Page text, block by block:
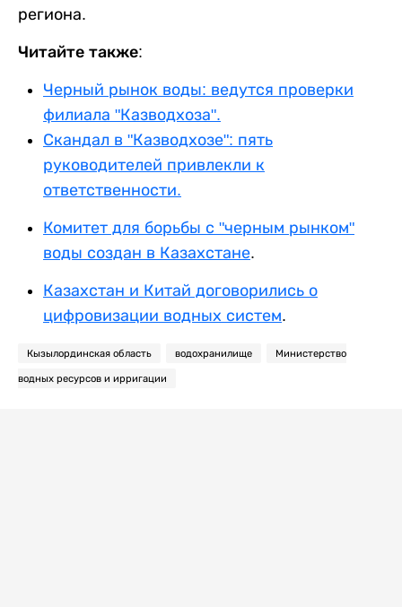
региона.
Читайте также:
Черный рынок воды: ведутся проверки
филиала "Казводхоза".
Скандал в "Казводхозе": пять
руководителей привлекли к
ответственности.
Комитет для борьбы с "черным рынком"
воды создан в Казахстане.
Казахстан и Китай договорились о
цифровизации водных систем.
Кызылординская область водохранилище Министерство
водных ресурсов и ирригации